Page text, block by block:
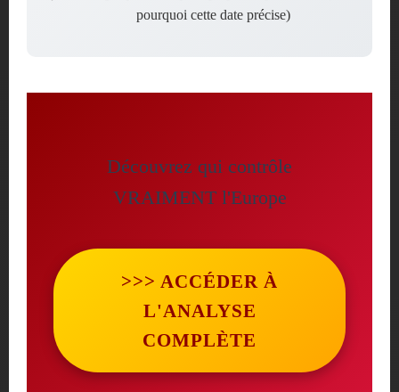
pourquoi cette date précise)
Découvrez qui contrôle
VRAIMENT l'Europe
>>> ACCÉDER À
L'ANALYSE
COMPLÈTE